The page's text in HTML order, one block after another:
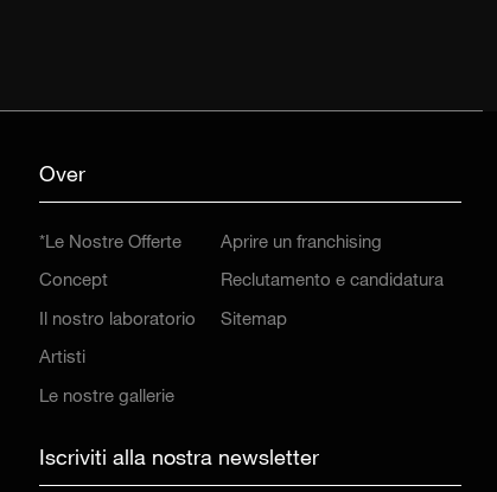
Over
*Le Nostre Offerte
Concept
Il nostro laboratorio
Artisti
Le nostre gallerie
Aprire un franchising
Reclutamento e candidatura
Sitemap
Iscriviti alla nostra newsletter